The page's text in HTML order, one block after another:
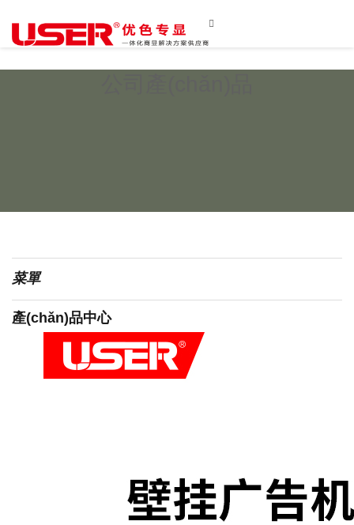

菜單
產(chǎn)品中心